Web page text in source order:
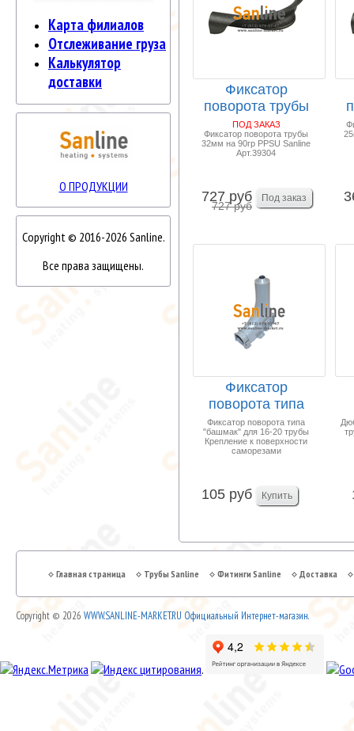
Карта филиалов
Отслеживание груза
Калькулятор
доставки
О ПРОДУКЦИИ
Copyright © 2016-2026 Sanline.
Все права защищены.
Фиксатор
поворота трубы
32мм 90гр PPSU
Sanline ...
ПОД ЗАКАЗ
Фиксатор поворота трубы
32мм на 90гр PPSU Sanline
Арт.39304
727 руб
727 руб
Фиксатор
поворота типа
"башмак" для 16-
20 трубы...
Фиксатор поворота типа
"башмак" для 16-20 трубы
Крепление к поверхности
саморезами
105 руб
Главная страница Трубы Sanline Фитинги Sanline Доставка
Copyright © 2026 WWW.SANLINE-MARKET.RU Официальный Интернет-магазин.
.